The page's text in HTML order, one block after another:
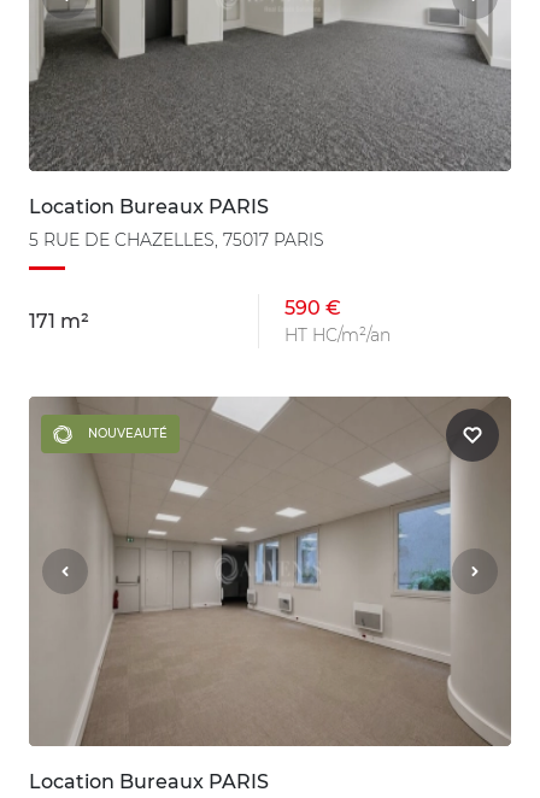
Location Bureaux PARIS
5 RUE DE CHAZELLES, 75017 PARIS
171 m²
590 €
HT HC/m²/an
NOUVEAUTÉ
Location Bureaux PARIS